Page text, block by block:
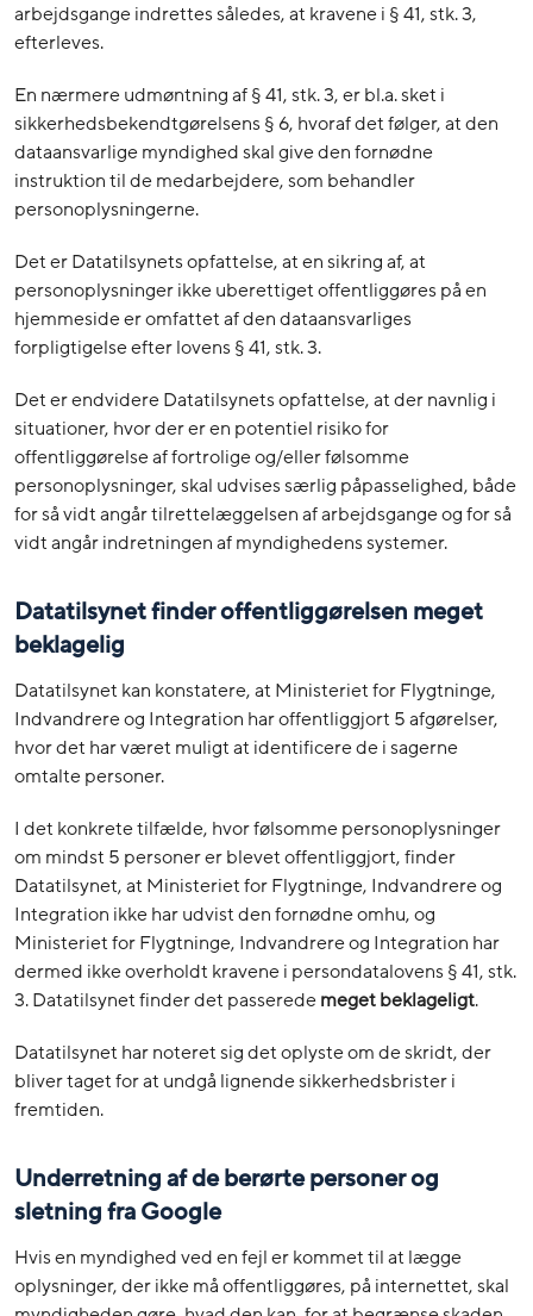
arbejdsgange indrettes således, at kravene i § 41, stk. 3,
efterleves.
En nærmere udmøntning af § 41, stk. 3, er bl.a. sket i
sikkerhedsbekendtgørelsens § 6, hvoraf det følger, at den
dataansvarlige myndighed skal give den fornødne
instruktion til de medarbejdere, som behandler
personoplysningerne.
Det er Datatilsynets opfattelse, at en sikring af, at
personoplysninger ikke uberettiget offentliggøres på en
hjemmeside er omfattet af den dataansvarliges
forpligtigelse efter lovens § 41, stk. 3.
Det er endvidere Datatilsynets opfattelse, at der navnlig i
situationer, hvor der er en potentiel risiko for
offentliggørelse af fortrolige og/eller følsomme
personoplysninger, skal udvises særlig påpasselighed, både
for så vidt angår tilrettelæggelsen af arbejdsgange og for så
vidt angår indretningen af myndighedens systemer.
Datatilsynet finder offentliggørelsen meget
beklagelig
Datatilsynet kan konstatere, at Ministeriet for Flygtninge,
Indvandrere og Integration har offentliggjort 5 afgørelser,
hvor det har været muligt at identificere de i sagerne
omtalte personer.
I det konkrete tilfælde, hvor følsomme personoplysninger
om mindst 5 personer er blevet offentliggjort, finder
Datatilsynet, at Ministeriet for Flygtninge, Indvandrere og
Integration ikke har udvist den fornødne omhu, og
Ministeriet for Flygtninge, Indvandrere og Integration har
dermed ikke overholdt kravene i persondatalovens § 41, stk.
3. Datatilsynet finder det passeredemeget beklageligt.
Datatilsynet har noteret sig det oplyste om de skridt, der
bliver taget for at undgå lignende sikkerhedsbrister i
fremtiden.
Underretning af de berørte personer og
sletning fra Google
Hvis en myndighed ved en fejl er kommet til at lægge
oplysninger, der ikke må offentliggøres, på internettet, skal